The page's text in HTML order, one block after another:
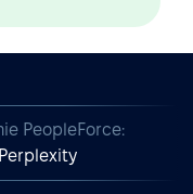
PeopleForce:
Perplexity